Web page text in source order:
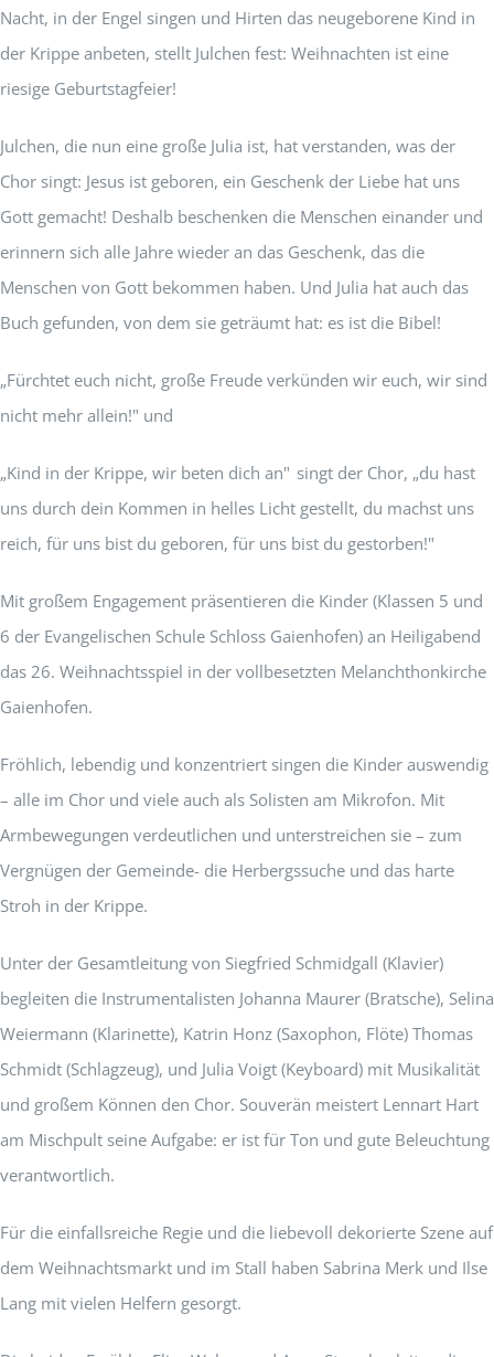
Nacht, in der Engel singen und Hirten das neugeborene Kind in
der Krippe anbeten, stellt Julchen fest: Weihnachten ist eine
riesige Geburtstagfeier!
Julchen, die nun eine große Julia ist, hat verstanden, was der
Chor singt: Jesus ist geboren, ein Geschenk der Liebe hat uns
Gott gemacht! Deshalb beschenken die Menschen einander und
erinnern sich alle Jahre wieder an das Geschenk, das die
Menschen von Gott bekommen haben. Und Julia hat auch das
Buch gefunden, von dem sie geträumt hat: es ist die Bibel!
„Fürchtet euch nicht, große Freude verkünden wir euch, wir sind
nicht mehr allein!" und
„Kind in der Krippe, wir beten dich an" singt der Chor, „du hast
uns durch dein Kommen in helles Licht gestellt, du machst uns
reich, für uns bist du geboren, für uns bist du gestorben!"
Mit großem Engagement präsentieren die Kinder (Klassen 5 und
6 der Evangelischen Schule Schloss Gaienhofen) an Heiligabend
das 26. Weihnachtsspiel in der vollbesetzten Melanchthonkirche
Gaienhofen.
Fröhlich, lebendig und konzentriert singen die Kinder auswendig
– alle im Chor und viele auch als Solisten am Mikrofon. Mit
Armbewegungen verdeutlichen und unterstreichen sie – zum
Vergnügen der Gemeinde- die Herbergssuche und das harte
Stroh in der Krippe.
Unter der Gesamtleitung von Siegfried Schmidgall (Klavier)
begleiten die Instrumentalisten Johanna Maurer (Bratsche), Selina
Weiermann (Klarinette), Katrin Honz (Saxophon, Flöte) Thomas
Schmidt (Schlagzeug), und Julia Voigt (Keyboard) mit Musikalität
und großem Können den Chor. Souverän meistert Lennart Hart
am Mischpult seine Aufgabe: er ist für Ton und gute Beleuchtung
verantwortlich.
Für die einfallsreiche Regie und die liebevoll dekorierte Szene auf
dem Weihnachtsmarkt und im Stall haben Sabrina Merk und Ilse
Lang mit vielen Helfern gesorgt.